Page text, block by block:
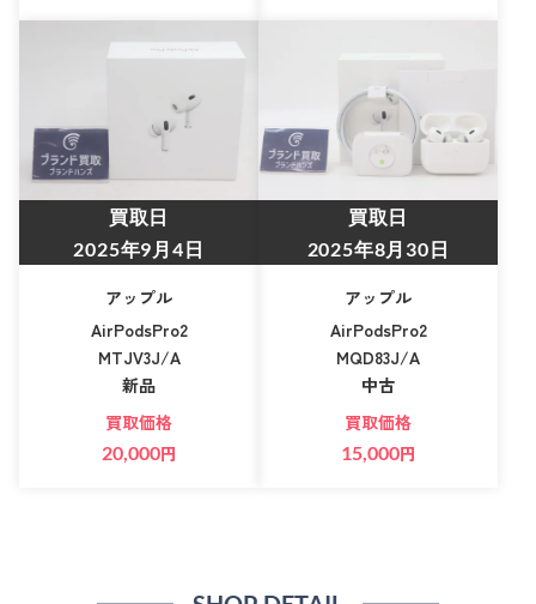
買取日
2025年9月4日
アップル
AirPodsPro2
MTJV3J/A
新品
買取価格
20,000円
買取日
2025年8月30日
アップル
AirPodsPro2
MQD83J/A
中古
買取価格
15,000円